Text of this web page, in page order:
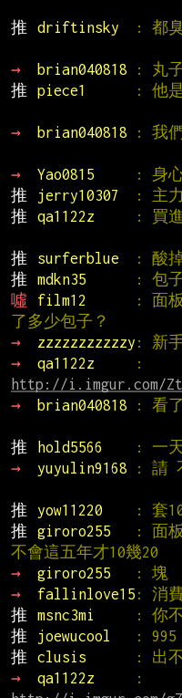
推
driftinsky
: 都
→
brian040818 : 丸
推
piece1
: 他
→
brian040818
: 我
→
Yao0815 : 身
推
jerry10307 : 主
推
qa1122z
: 買
推
surferblue : 酸
推
mdkn35 : 包
噓
film12
: 面
了多少包子？
→
zzzzzzzzzzzy : 新
→
qa1122z
http://i.imgur.com/
→
brian040818
: 看
推
hold5566 : 一
→
yuyulin9168
: 請
推
yow11220 : 套
推
giroro255
: 面
不會這五年才10幾20
→
giroro255 : 塊
→
fallinlove15 : 消
推
msnc3mi : 你
推
joewucool : 995
推
clusis : 出
→
qa1122z